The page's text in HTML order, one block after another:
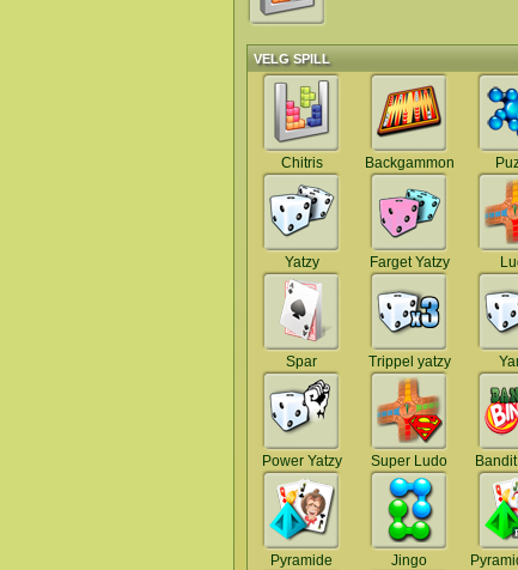
VELG SPILL
Chitris Backgammon
Yatzy Farget Yatzy
Spar Trippel yatzy
Power Yatzy Super Ludo
Pyramide Jingo